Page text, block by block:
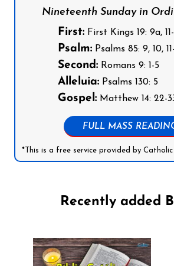
Nineteenth Sunday in
First: First Kings 19: 9a,
Psalm: Psalms 85: 9, 10,
Second: Romans 9: 1-5
Alleluia: Psalms 130: 5
Gospel: Matthew 14: 22-
FULL MASS
*This is a free service provided by Catholic
Recently added